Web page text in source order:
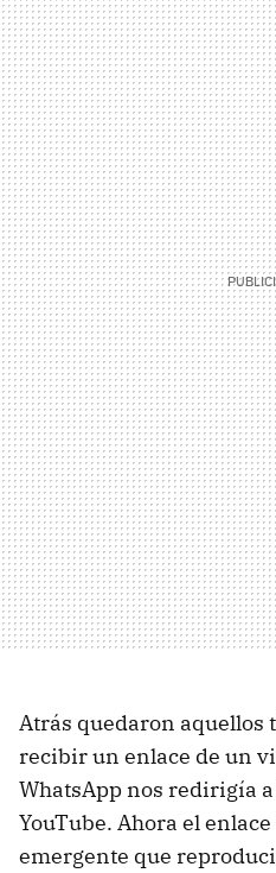
Atrás quedaron aquellos
recibir un enlace de un
WhatsApp nos redirigía
YouTube. Ahora el
emergente que